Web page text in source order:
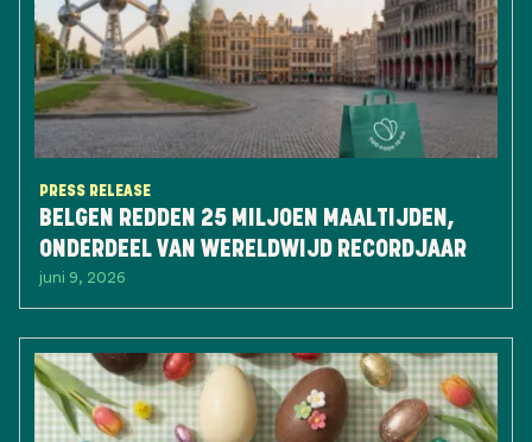
PRESS RELEASE
BELGEN REDDEN 25 MILJOEN MAALTIJDEN,
ONDERDEEL VAN WERELDWIJD RECORDJAAR
juni 9, 2026